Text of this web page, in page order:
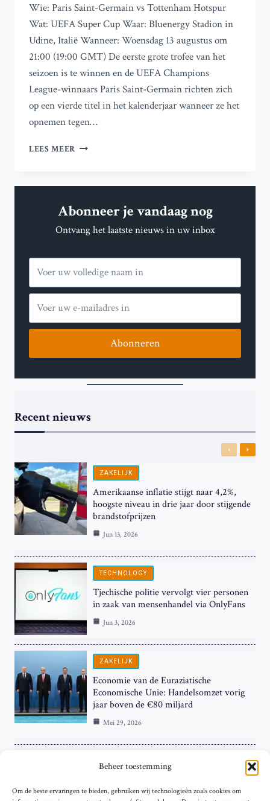
Beheer toestemming
Om de beste ervaringen te bieden, gebruiken wij technologieën zoals cookies om
Wie: Paris Saint-Germain vs Tottenham Hotspur
Wat: UEFA Super Cup Waar: Bluenergy Stadion in
Udine, Italië Wanneer: Woensdag 13 augustus om
21:00 (19:00 GMT) De eerste grote trofee van het
seizoen is te winnen en de UEFA Champions
League-winnaars Paris Saint-Germain richten zich
op een vierde titel in het kalenderjaar wanneer ze het
opnemen tegen…
LEES MEER PSG
IN
UEFA
ALLES
JE
MOET
WETEN
DE
SEIZOENSOPENER
Abonneer je vandaag nog
Ontvang het laatste nieuws in uw inbox
Abonneren
Recent nieuws
Previous
Next
ZAKELIJK
Amerikaanse inflatie stijgt naar 4,2%,
hoogste niveau in drie jaar door stijgende
brandstofprijzen
Jun 13, 2026
TECHNOLOGY
Tjechische politie vervolgt vier personen
in zaak van mensenhandel via OnlyFans
Jun 3, 2026
ZAKELIJK
Economie van de Euraziatische
Economische Unie: Handelsomzet vorig
jaar boven de €80 miljard
Mei 29, 2026
ZAKELIJK
Hardnekkige Inflatie bij de ‘Grote Vier’